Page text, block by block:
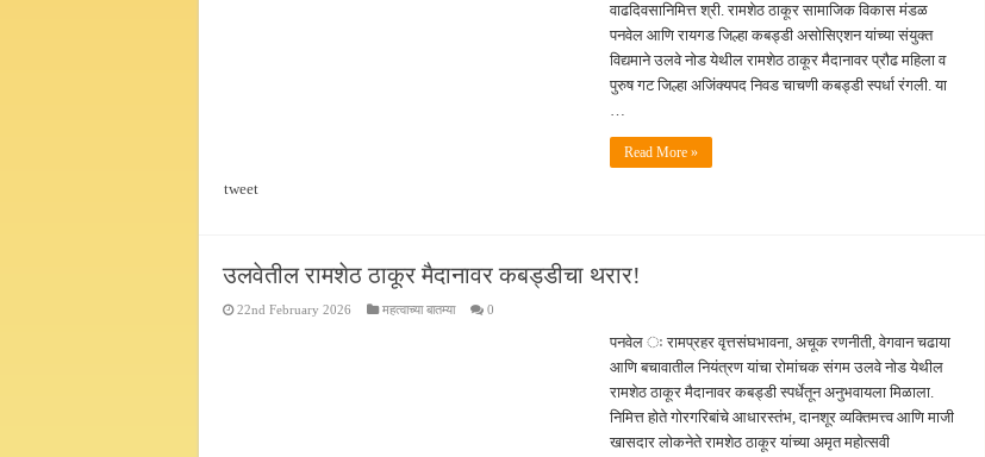
वाढदिवसानिमित्त श्री. रामशेठ ठाकूर सामाजिक विकास मंडळ
पनवेल आणि रायगड जिल्हा कबड्डी असोसिएशन यांच्या संयुक्त
विद्यमाने उलवे नोड येथील रामशेठ ठाकूर मैदानावर प्रौढ महिला व
पुरुष गट जिल्हा अजिंक्यपद निवड चाचणी कबड्डी स्पर्धा रंगली. या
…
Read More »
tweet
उलवेतील रामशेठ ठाकूर मैदानावर कबड्डीचा थरार!
22nd February 2026 महत्वाच्या बातम्या 0
पनवेल ः रामप्रहर वृत्तसंघभावना, अचूक रणनीती, वेगवान चढाया
आणि बचावातील नियंत्रण यांचा रोमांचक संगम उलवे नोड येथील
रामशेठ ठाकूर मैदानावर कबड्डी स्पर्धेतून अनुभवायला मिळाला.
निमित्त होते गोरगरिबांचे आधारस्तंभ, दानशूर व्यक्तिमत्त्व आणि माजी
खासदार लोकनेते रामशेठ ठाकूर यांच्या अमृत महोत्सवी